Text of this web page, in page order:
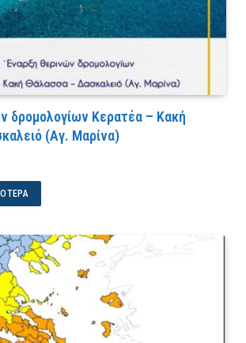
δρομολογίων Κερατέα – Κακή
(Αγ. Μαρίνα)